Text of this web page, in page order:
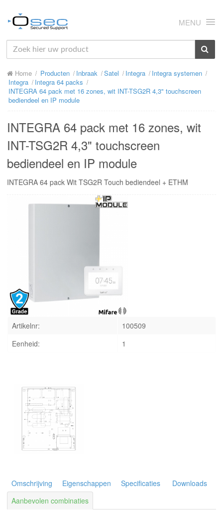
MENU
HOME
OVER ONS
NIEUWS
SUPPORT
RMA
MIJN OSEC
CONTACT
Home Producten Inbraak Satel Integra
Integra systemen
Integra
Integra 64 packs
INTEGRA 64 pack met 16 zones, wit INT-TSG2R 4,3" touchscreen
bediendeel en IP module
INTEGRA 64 pack met 16 zones, wit
INT-TSG2R 4,3" touchscreen
bediendeel en IP module
INTEGRA 64 pack Wit TSG2R Touch bediendeel + ETHM
Artikelnr:
100509
Eenheid:
1
Omschrijving Eigenschappen Specificaties
Downloads
Aanbevolen combinaties